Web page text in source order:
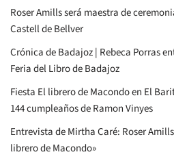
Roser Amills será maestra de
Castell de Bellver
Crónica de Badajoz | Rebeca Porras
Feria del Libro de Badajoz
Fiesta El librero de Macondo en El
144 cumpleaños de Ramon Vinyes
Entrevista de Mirtha Caré: Roser
librero de Macondo»